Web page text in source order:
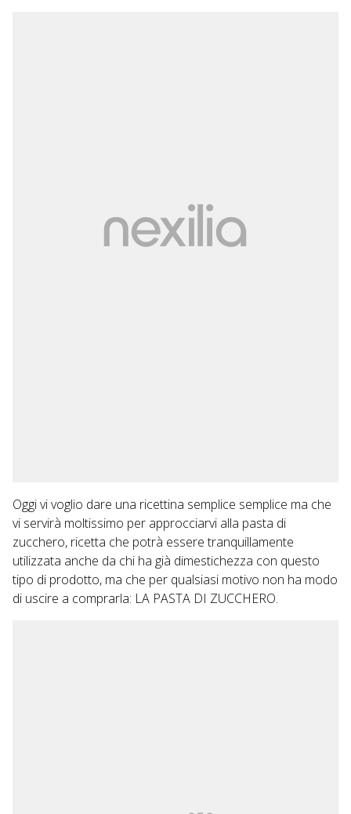
Oggi vi voglio dare una ricettina semplice semplice ma che
vi servirà moltissimo per approcciarvi alla pasta di
zucchero, ricetta che potrà essere tranquillamente
utilizzata anche da chi ha già dimestichezza con questo
tipo di prodotto, ma che per qualsiasi motivo non ha modo
di uscire a comprarla: LA PASTA DI ZUCCHERO.